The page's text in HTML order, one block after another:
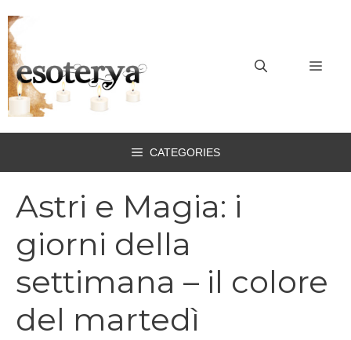
al
contenuto
CATEGORIES
Astri e Magia: i
giorni della
settimana – il colore
del martedì